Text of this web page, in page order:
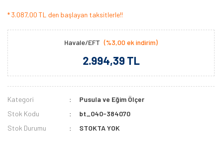
* 3.087,00 TL den başlayan taksitlerle!!
Havale/EFT (%3,00 ek indirim)
2.994,39 TL
Kategori
Pusula ve Eğim Ölçer
Stok Kodu
bt_040-384070
Stok Durumu
STOKTA YOK